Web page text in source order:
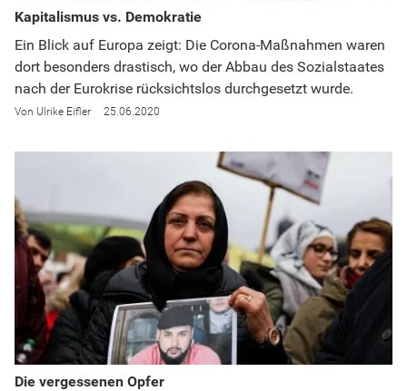
Kapitalismus vs. Demokratie
Ein Blick auf Europa zeigt: Die Corona-Maßnahmen waren
dort besonders drastisch, wo der Abbau des Sozialstaates
nach der Eurokrise rücksichtslos durchgesetzt wurde.
Ulrike Eifler 25.06.2020
Die vergessenen Opfer